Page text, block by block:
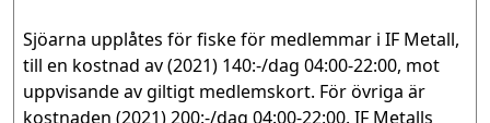
Sjöarna upplåtes för fiske för medlemmar i IF Metall,
till en kostnad av (2021) 140:-/dag 04:00-22:00, mot
uppvisande av giltigt medlemskort. För övriga är
kostnaden (2021) 200:-/dag 04:00-22:00. IF Metalls